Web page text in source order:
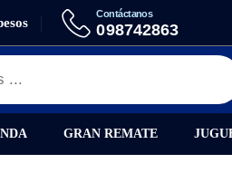
Contáctanos
098742863
GRAN REMATE
SAMSUNG A12 / A125